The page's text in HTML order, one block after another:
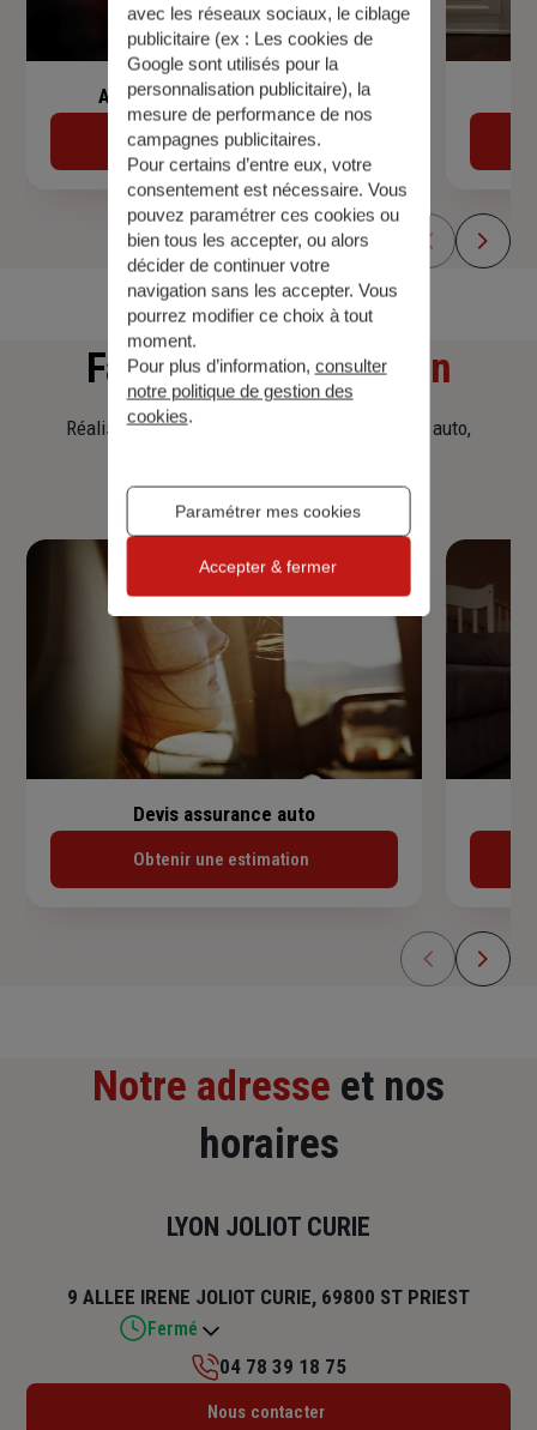
Assurance de prêt immobilier
Découvrir
Faitesune simulation
Réalisez une simulation tarifaire d'assurance, auto,
Devis assurance auto
Obtenir une estimation
Notre adresse et nos
horaires
LYON JOLIOT CURIE
9 ALLEE IRENE JOLIOT CURIE, 69800 ST PRIEST
Fermé
Lundi : 09h – 12h30 / 14h – 18h
04 78 39 18 75
Nous contacter
avec les réseaux sociaux, le ciblage
publicitaire (ex : Les cookies de
Google sont utilisés pour la
personnalisation publicitaire), la
mesure de performance de nos
campagnes publicitaires.
Pour certains d’entre eux, votre
consentement est nécessaire. Vous
pouvez paramétrer ces cookies ou
bien tous les accepter, ou alors
décider de continuer votre
navigation sans les accepter. Vous
pourrez modifier ce choix à tout
moment.
Pour plus d’information, consulter
notre politique de gestion des
cookies.
Paramétrer mes cookies
Accepter & fermer